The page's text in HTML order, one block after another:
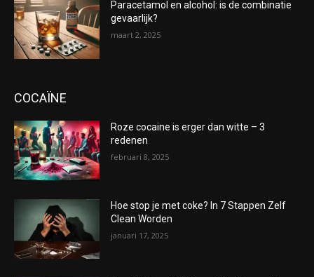
Paracetamol en alcohol: is de combinatie
gevaarlijk?
maart 2, 2025
COCAÏNE
Roze cocaine is erger dan witte – 3
redenen
februari 8, 2025
Hoe stop je met coke? In 7 Stappen Zelf
Clean Worden
januari 17, 2025